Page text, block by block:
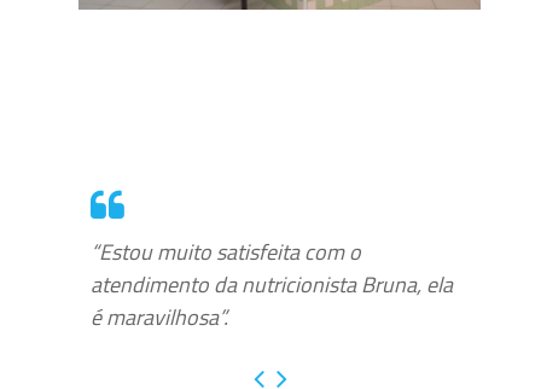
“Estou muito satisfeita com o
atendimento da nutricionista Bruna, ela
é maravilhosa”.